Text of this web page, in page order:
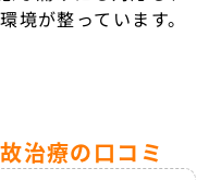
境が整っています。
治療の口コミ